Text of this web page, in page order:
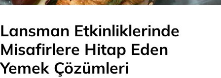
Lansman Etkinliklerinde
Misafirlere Hitap Eden
Yemek Çözümleri